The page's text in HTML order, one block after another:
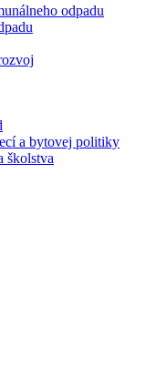
odpadu
a bytovej politiky
školstva